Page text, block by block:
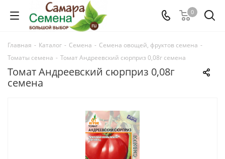
0
Главная - Каталог - Семена - Семена овощей, фруктов семена -
Томаты семена - Томат Андреевский сюрприз 0,08г семена
Томат Андреевский сюрприз 0,08г
семена